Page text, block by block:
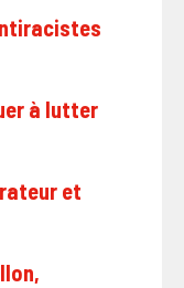
à lutter
et